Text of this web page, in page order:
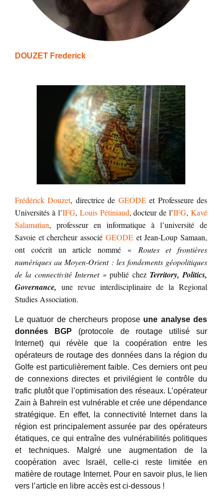
DOUZET Frederick
Frédérick Douzet, directrice de GEODEet Professeure des
Universités à l’IFG, Louis Pétiniaud, docteur de l’IFG, Kavé
Salamatian, professeur en informatique à l’université de
Savoie et chercheur associé GEODEet Jean-Loup Samaan,
ont coécrit un article nommé « Routes et frontières
numériques au Moyen-Orient : les fondements géopolitiques
de la connectivité Internet »publié chez Territory, Politics,
Governance, une revue interdisciplinaire de la Regional
Studies Association.
Le quatuor de chercheurs propose une analyse des
données BGP (protocole de routage utilisé sur
Internet) qui révèle que la coopération entre les
opérateurs de routage des données dans la région du
Golfe est particulièrement faible. Ces derniers ont peu
de connexions directes et privilégient le contrôle du
trafic plutôt que l’optimisation des réseaux. L’opérateur
Zain à Bahreïn est vulnérable et crée une dépendance
stratégique. En effet, la connectivité Internet dans la
région est principalement assurée par des opérateurs
étatiques, ce qui entraîne des vulnérabilités politiques
et techniques. Malgré une augmentation de la
coopération avec Israël, celle-ci reste limitée en
matière de routage Internet. Pour en savoir plus, le lien
vers l’article en libre accès est ci-dessous !